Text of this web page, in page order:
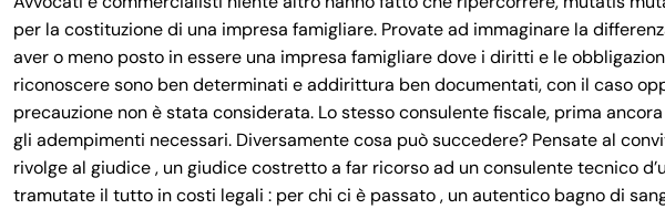
per la costituzione di una impresa famigliare. Provate ad immaginare la
aver o meno posto in essere una impresa famigliare dove i diritti e le
riconoscere sono ben determinati e addirittura ben documentati, con il caso
precauzione non è stata considerata. Lo stesso consulente fiscale, prima
gli adempimenti necessari. Diversamente cosa può succedere? Pensate al
rivolge al giudice , un giudice costretto a far ricorso ad un consulente tecnico
tramutate il tutto in costi legali : per chi ci è passato , un autentico bagno di